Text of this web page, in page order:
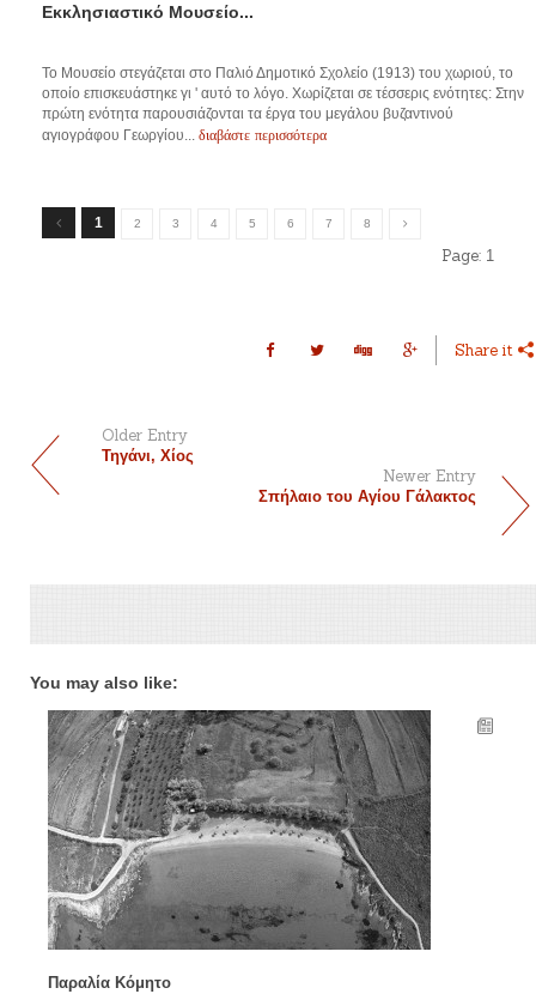
Εκκλησιαστικό Μουσείο...
Το Μουσείο στεγάζεται στο Παλιό Δημοτικό Σχολείο (1913) του χωριού, το
οποίο επισκευάστηκε γι ' αυτό το λόγο. Χωρίζεται σε τέσσερις ενότητες: Στην
πρώτη ενότητα παρουσιάζονται τα έργα του μεγάλου βυζαντινού
αγιογράφου Γεωργίου... διαβάστε περισσότερα
1 2 3 4 5 6 7 8
Page: 1
Share it
Older Entry
Τηγάνι, Χίος
Newer Entry
Σπήλαιο του Αγίου Γάλακτος
You may also like:
Παραλία Κόμητο